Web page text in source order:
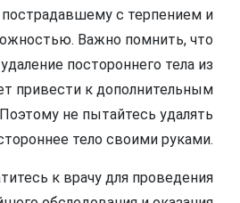
с терпением и
Важно помнить, что
постороннего тела из
привести к дополнительным
не пытайтесь удалять
тело своими руками.
к врачу для проведения